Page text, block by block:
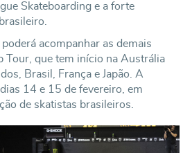
Skateboarding e a forte
acompanhar as demais
Tour, que tem início na Austrália
Brasil, França e Japão. A
14 e 15 de fevereiro, em
de skatistas brasileiros.